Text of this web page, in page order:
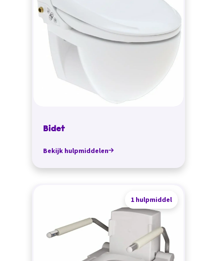
Bidet
Bekijk hulpmiddelen
1 hulpmiddel